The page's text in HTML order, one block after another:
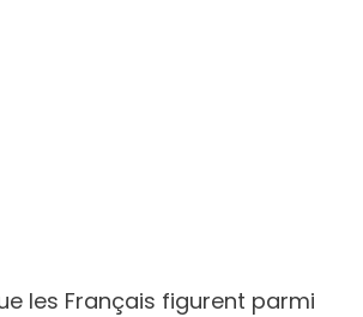
les Français figurent parmi